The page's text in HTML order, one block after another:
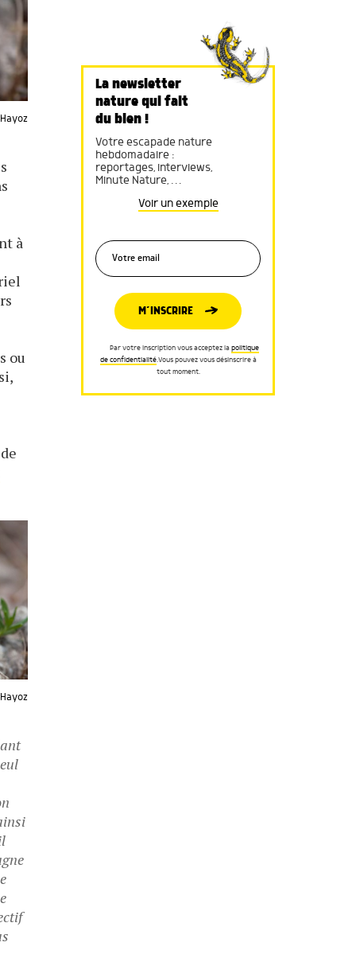
à
ou
La newsletter
nature qui fait
du bien !
Votre escapade nature
hebdomadaire :
reportages, interviews,
Minute Nature, …
Voir un exemple
M’INSCRIRE
Par votre inscription vous acceptez la politique
de confidentialité.Vous pouvez vous désinscrire à
tout moment.